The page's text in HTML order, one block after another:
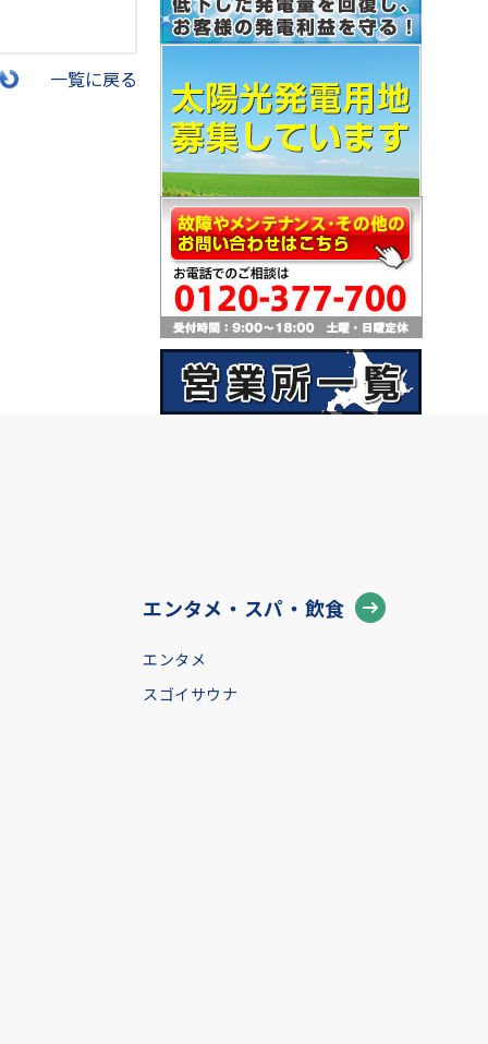
一覧に戻る
エンタメ・スパ・飲食
エンタメ
スゴイサウナ